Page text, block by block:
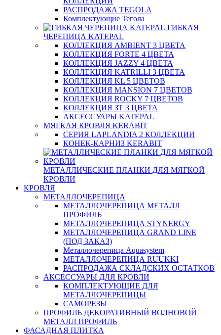
РАСПРОДАЖА TEGOLA
Комплектующие Тегола
ГИБКАЯ
ЧЕРЕПИЦА KATEPAL
КОЛЛЕКЦИЯ AMBIENT 3 ЦВЕТА
КОЛЛЕКЦИЯ FORTE 4 ЦВЕТА
КОЛЛЕКЦИЯ JAZZY 4 ЦВЕТА
КОЛЛЕКЦИЯ KATRILLI 3 ЦВЕТА
КОЛЛЕКЦИЯ KL 5 ЦВЕТОВ
КОЛЛЕКЦИЯ MANSION 7 ЦВЕТОВ
КОЛЛЕКЦИЯ ROCKY 7 ЦВЕТОВ
КОЛЛЕКЦИЯ ЗТ 3 ЦВЕТА
АКСЕССУАРЫ KATEPAL
МЯГКАЯ КРОВЛЯ KERABIT
СЕРИЯ LAPLANDIA 2 КОЛЛЕКЦИИ
КОНЕК-КАРНИЗ KERABIT
МЕТАЛЛИЧЕСКИЕ ПЛАНКИ ДЛЯ МЯГКОЙ
КРОВЛИ
КРОВЛЯ
МЕТАЛЛОЧЕРЕПИЦА
МЕТАЛЛОЧЕРЕПИЦА МЕТАЛЛ
ПРОФИЛЬ
МЕТАЛЛОЧЕРЕПИЦА STYNERGY
МЕТАЛЛОЧЕРЕПИЦА GRAND LINE
(ПОД ЗАКАЗ)
Металлочерепица Aquasystem
МЕТАЛЛОЧЕРЕПИЦА RUUKKI
РАСПРОДАЖА СКЛАДСКИХ ОСТАТКОВ
АКСЕССУАРЫ ДЛЯ КРОВЛИ
КОМПЛЕКТУЮЩИЕ ДЛЯ
МЕТАЛЛОЧЕРЕПИЦЫ
САМОРЕЗЫ
ПРОФИЛЬ ДЕКОРАТИВНЫЙ ВОЛНОВОЙ
МЕТАЛЛ ПРОФИЛЬ
ФАСАДНАЯ ПЛИТКА